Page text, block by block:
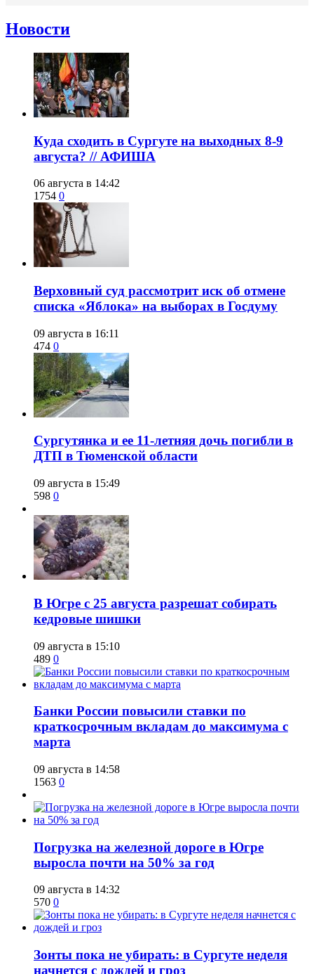
Новости
​Куда сходить в Сургуте на выходных 8-9
августа? // АФИША
06 августа в 14:42
1754 0
​Верховный суд рассмотрит иск об отмене
списка «Яблока» на выборах в Госдуму
09 августа в 16:11
474 0
Сургутянка и ее 11-летняя дочь погибли в
ДТП в Тюменской области
09 августа в 15:49
598 0
​В Югре с 25 августа разрешат собирать
кедровые шишки
09 августа в 15:10
489 0
​Банки России повысили ставки по
краткосрочным вкладам до максимума с
марта
09 августа в 14:58
1563 0
​Погрузка на железной дороге в Югре
выросла почти на 50% за год
09 августа в 14:32
570 0
​Зонты пока не убирать: в Сургуте неделя
начнется с дождей и гроз